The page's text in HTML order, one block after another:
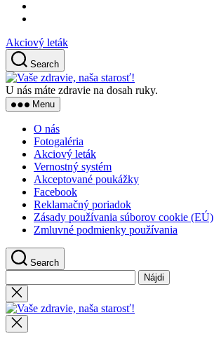
content
Akciový leták
Search
zdravie,
U nás máte zdravie na dosah ruky.
Menu
O nás
Fotogaléria
Akciový leták
Vernostný systém
Akceptované poukážky
Facebook
Reklamačný poriadok
Zásady používania súborov cookie (EÚ)
Zmluvné podmienky používania
Search
Close
search